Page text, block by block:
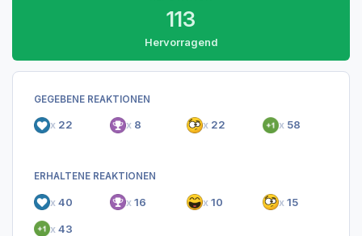
113
Hervorragend
GEGEBENE REAKTIONEN
x 22 x 8 x 22 x 58
ERHALTENE REAKTIONEN
x 40 x 16 x 10 x 15
x 43